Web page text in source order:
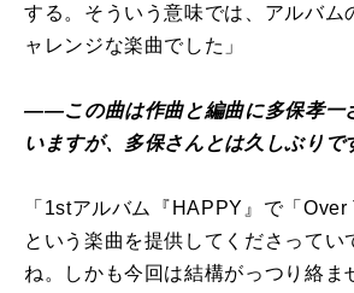
する。そういう意味では、アルバム
ャレンジな楽曲でした」
――この曲は作曲と編曲に多保孝一
いますが、多保さんとは久しぶりで
「1stアルバム『HAPPY』で「Over
という楽曲を提供してくださってい
ね。しかも今回は結構がっつり絡ま